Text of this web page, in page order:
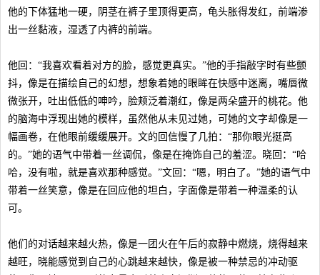
他的下体猛地一硬，阴茎在裤子里顶得更高，龟头胀得发红，前端渗
出一丝黏液，湿透了内裤的前端。
他回：“我喜欢看着对方的脸，感觉更真实。”他的手指敲字时有些颤
抖，像是在描绘自己的幻想，想象着她的眼眸在快感中迷离，嘴唇微
微张开，吐出低低的呻吟，脸颊泛着潮红，像是两朵盛开的桃花。他
的脑海中浮现出她的模样，虽然他从未见过她，可她的文字却像是一
幅画卷，在他眼前缓缓展开。文的回信慢了几拍：“那你眼光挺高
的。”她的语气中带着一丝调侃，像是在掩饰自己的羞涩。晓回：“哈
哈，没有啦，就是喜欢那种感觉。”文回：“嗯，明白了。”她的语气中
带着一丝笑意，像是在回应他的坦白，字面像是带着一种温柔的认
可。
他们的对话越来越火热，像是一团火在午后的寂静中燃烧，烧得越来
越旺，晓能感觉到自己的心跳越来越快，像是被一种禁忌的冲动驱